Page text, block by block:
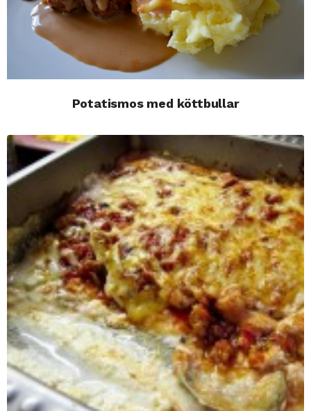
Potatismos med köttbullar